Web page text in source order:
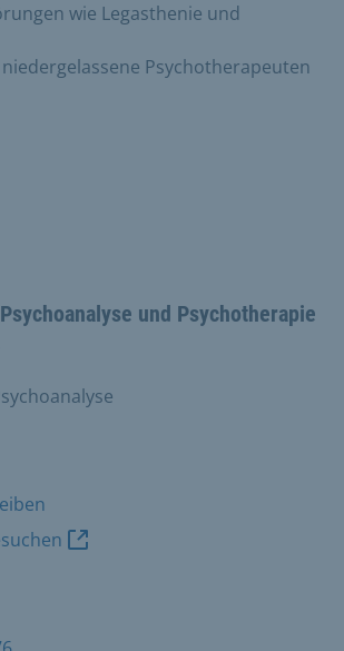
wie Legasthenie und
Psychotherapeuten
und Psychotherapie